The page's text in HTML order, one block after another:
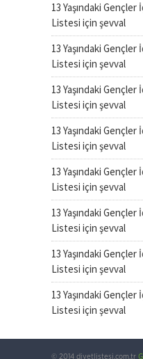
13 Yaşındaki
Listesi için şevval
13 Yaşındaki
Listesi için şevval
13 Yaşındaki
Listesi için şevval
13 Yaşındaki
Listesi için şevval
13 Yaşındaki
Listesi için şevval
13 Yaşındaki
Listesi için şevval
13 Yaşındaki
Listesi için şevval
13 Yaşındaki
Listesi için şevval
© 2014 diyetlistesi.com.tr